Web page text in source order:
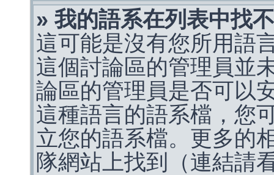
» 我的語系在列表中找
這可能是沒有您所用語
這個討論區的管理員並
論區的管理員是否可以
這種語言的語系檔，您
立您的語系檔。更多的
隊網站上找到（連結請